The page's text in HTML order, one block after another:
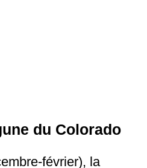
du Colorado
février), la